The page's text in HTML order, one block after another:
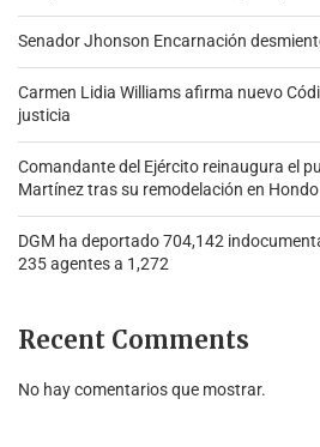
Senador Jhonson Encarnación
Carmen Lidia Williams afirma nuevo
justicia
Comandante del Ejército reinaugura el
Martínez tras su remodelación en
DGM ha deportado 704,142
235 agentes a 1,272
Recent Comments
No hay comentarios que mostrar.